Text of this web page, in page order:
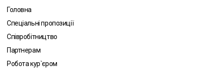
Головна
Спеціальні пропозиції
Співробітництво
Партнерам
Робота кур`єром